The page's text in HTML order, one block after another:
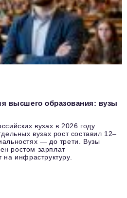
высшего образования: вузы
вузах в 2026 году
вузах рост составил 12–
— до трети. Вузы
ростом зарплат
на инфраструктуру.